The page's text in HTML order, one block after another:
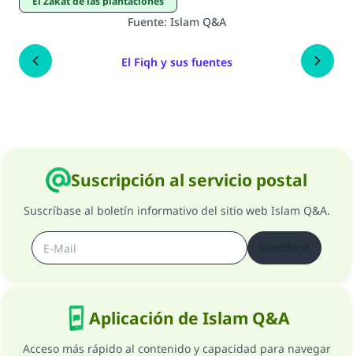
Fuente: Islam Q&A
El Fiqh y sus fuentes
Suscripción al servicio postal
Suscríbase al boletín informativo del sitio web Islam Q&A.
Aplicación de Islam Q&A
Acceso más rápido al contenido y capacidad para navegar